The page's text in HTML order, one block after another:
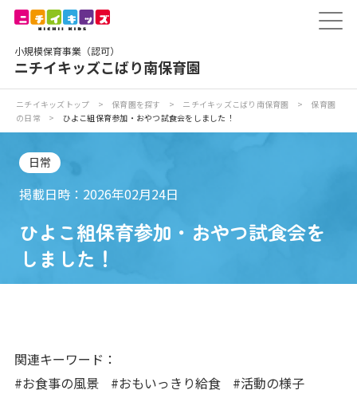
小規模保育事業（認可）
ニチイキッズこばり南保育園
保育園トップ
保育園の日常
保育園紹介
お食事
保育園見学
写真販売サービス
ニチイキッズトップ > 保育園を探す > ニチイキッズこばり南保育園 >
保育園
の日常
> ひよこ組保育参加・おやつ試食会をしました！
日常
掲載日時：2026年02月24日
ひよこ組保育参加・おやつ試食会を
しました！
関連キーワード：
#お食事の風景
#おもいっきり給食 #活動の様子